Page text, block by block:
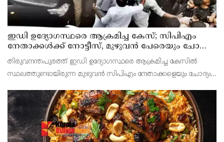
ഇഡി ഉദ്യോഗസ്ഥരെ ആക്രമിച്ച കേസ്; സിപിഎം
നേതാക്കൾക്ക് നോട്ടീസ്, മുഴുവൻ പേരെയും ചോദ്യം
ചെയ്യും
തിരുവനന്തപുരത്ത് ഇഡി ഉദ്യോഗസ്ഥരെ ആക്രമിച്ച കേസില്‍
സ്ഥലത്തുണ്ടായിരുന്ന മുഴുവൻ സിപിഎം നേതാക്കളെയും ചോദ്യം
സംസ്ഥാന സെക്രട്ടറി എം വി ഗോവിന്ദൻ, ജോ